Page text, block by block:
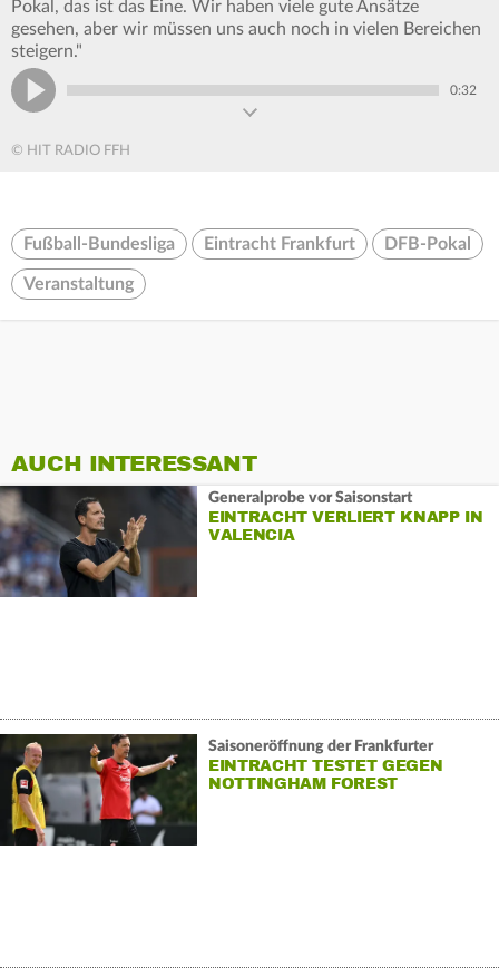
Pokal, das ist das Eine. Wir haben viele gute Ansätze
gesehen, aber wir müssen uns auch noch in vielen Bereichen
steigern."
0:32
© HIT RADIO FFH
Fußball-Bundesliga Eintracht Frankfurt DFB-Pokal
Veranstaltung
AUCH INTERESSANT
Generalprobe vor Saisonstart
EINTRACHT VERLIERT KNAPP IN
VALENCIA
Saisoneröffnung der Frankfurter
EINTRACHT TESTET GEGEN
NOTTINGHAM FOREST